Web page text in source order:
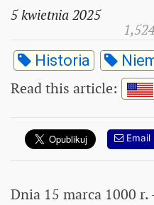
5 kwietnia 2025
Historia
Read this article:
Email
Dnia 15 marca 1000